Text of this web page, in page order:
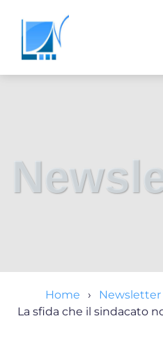
Home Newsletter
La sfida che il sindacato